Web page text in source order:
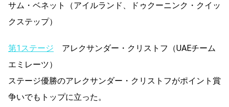
サム・ベネット（アイルランド、ドゥクーニンク・クイッ
クステップ）
第1ステージ アレクサンダー・クリストフ（UAEチーム
エミレーツ）
ステージ優勝のアレクサンダー・クリストフがポイント賞
争いでもトップに立った。